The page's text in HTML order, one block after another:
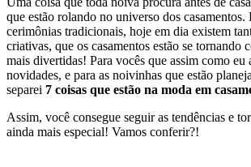
que estão rolando no universo dos casamentos.
cerimônias tradicionais, hoje em dia existem
criativas, que os casamentos estão se tornando
mais divertidas! Para vocês que assim como eu
novidades, e para as noivinhas que estão
separei7 coisas que estão na moda em
Assim, você consegue seguir as tendências e
ainda mais especial! Vamos conferir?!